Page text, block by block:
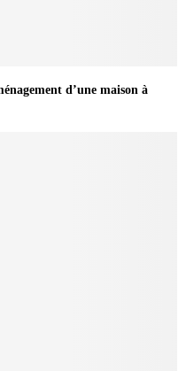
d’une maison à